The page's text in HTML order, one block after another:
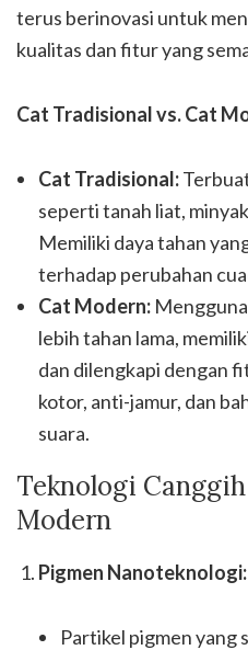
terus berinovasi untuk
kualitas dan fitur yang
Cat Tradisional vs. Cat
Cat Tradisional:
seperti tanah liat,
Memiliki daya tahan
terhadap perubahan
Cat Modern:
lebih tahan lama,
dan dilengkapi dengan
kotor, anti-jamur, dan
suara.
Teknologi
Modern
Pigmen Nanoteknologi:
Partikel pigmen yang